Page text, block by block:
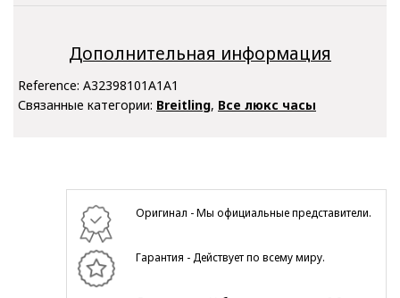
Дополнительная информация
Reference: A32398101A1A1
Связанные категории: Breitling, Все люкс часы
Оригинал - Мы официальные представители.
Гарантия - Действует по всему миру.